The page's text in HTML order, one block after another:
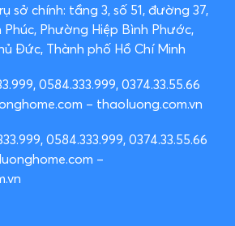
sở chính: tầng 3, số 51, đường 37,
Phường Hiệp Bình Phước,
Đức, Thành phố Hồ Chí Minh
0584.333.999, 0374.33.55.66
– thaoluong.com.vn
0584.333.999, 0374.33.55.66
–